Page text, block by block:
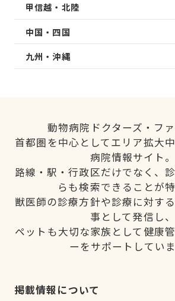
甲信越・北陸
中国・四国
九州・沖縄
動物病院ドクターズ・ファ
首都圏を中心としてエリア拡大
病院情報サイト。
路線・駅・行政区だけでなく、
らも検索できることが特
獣医師の診療方針や診療に対す
事として発信し、
ペットも大切な家族として健康
ーをサポートしていま
掲載情報について